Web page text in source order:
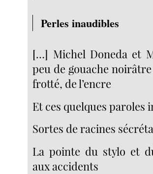
Perles inaudibles
[…] Michel Doneda et
peu de gouache
frotté, de l’encre
Et ces quelques paroles
Sortes de racines
La pointe du stylo et
aux accidents